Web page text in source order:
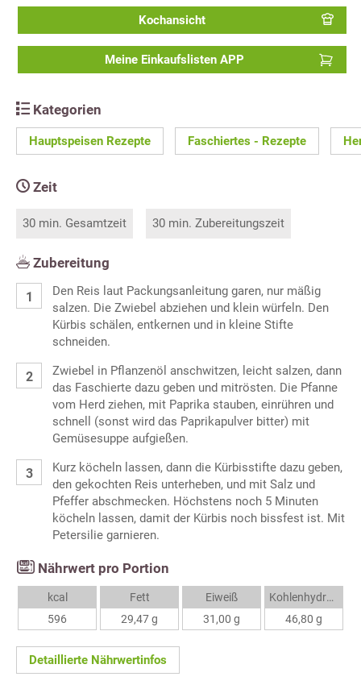
Kochansicht
Meine Einkaufslisten APP
Kategorien
Hauptspeisen Rezepte Faschiertes - Rezepte
Zeit
30 min. Gesamtzeit 30 min. Zubereitungszeit
Zubereitung
Den Reis laut Packungsanleitung garen, nur mäßig
salzen. Die Zwiebel abziehen und klein würfeln. Den
Kürbis schälen, entkernen und in kleine Stifte
schneiden.
Zwiebel in Pflanzenöl anschwitzen, leicht salzen, dann
das Faschierte dazu geben und mitrösten. Die Pfanne
vom Herd ziehen, mit Paprika stauben, einrühren und
schnell (sonst wird das Paprikapulver bitter) mit
Gemüsesuppe aufgießen.
Kurz köcheln lassen, dann die Kürbisstifte dazu geben,
den gekochten Reis unterheben, und mit Salz und
Pfeffer abschmecken. Höchstens noch 5 Minuten
köcheln lassen, damit der Kürbis noch bissfest ist. Mit
Petersilie garnieren.
Nährwert pro Portion
kcal
596
Fett
29,47 g
Eiweiß
31,00 g
Kohlenhydrate
46,80 g
Detaillierte Nährwertinfos